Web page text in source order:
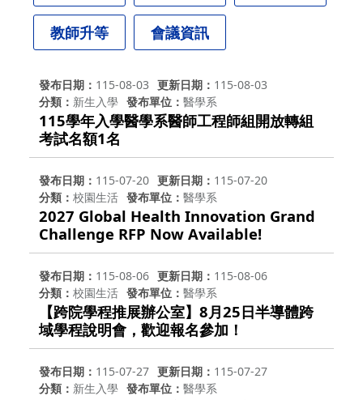
教師升等 會議資訊
發布日期 115-08-03 更新日期
115-08-03
分類
新生入學 發布單位 醫學系
115學年入學醫學系醫師工程師組開放轉組
考試名額1名
發布日期 115-07-20 更新日期
115-07-20
分類
校園生活 發布單位 醫學系
2027 Global Health Innovation Grand
Challenge RFP Now Available!
發布日期 115-08-06 更新日期
115-08-06
分類
校園生活 發布單位 醫學系
【跨院學程推展辦公室】8月25日半導體跨
域學程說明會，歡迎報名參加！
發布日期 115-07-27 更新日期
115-07-27
分類
新生入學 發布單位 醫學系